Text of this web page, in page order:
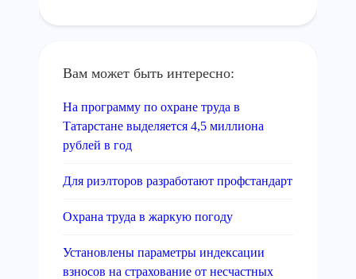
Вам может быть интересно:
На программу по охране труда в
Татарстане выделяется 4,5 миллиона
рублей в год
Для риэлторов разработают профстандарт
Охрана труда в жаркую погоду
Установлены параметры индексации
взносов на страхование от несчастных